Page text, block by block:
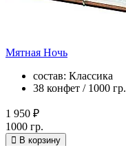
Мятная Ночь
состав: Классика
38 конфет / 1000 гр.
1 950 ₽
1000 гр.
В корзину